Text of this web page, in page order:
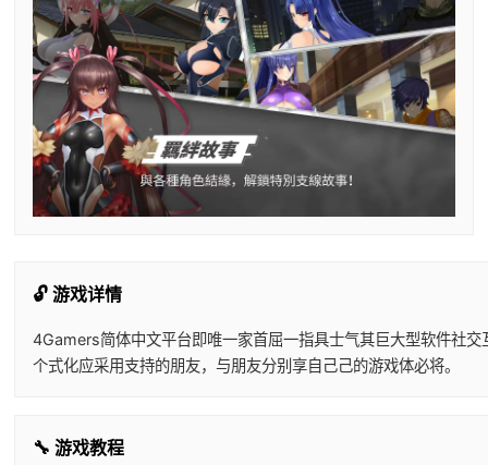
🔓 游戏详情
4Gamers简体中文平台即唯一家首屈一指具士气其巨大型软件社
个式化应采用支持的朋友，与朋友分别享自己己的游戏体必将。
🔧 游戏教程